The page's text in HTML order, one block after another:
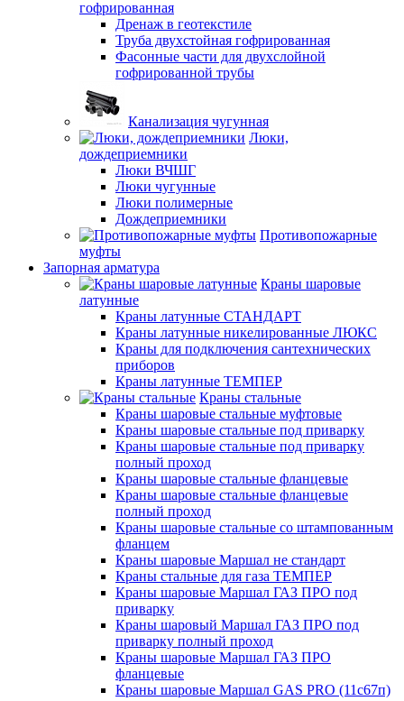
гофрированная
Дренаж в геотекстиле
Труба двухстойная гофрированная
Фасонные части для двухслойной
гофрированной трубы
Канализация чугунная
Люки,
дождеприемники
Люки ВЧШГ
Люки чугунные
Люки полимерные
Дождеприемники
Противопожарные
муфты
Запорная арматура
Краны шаровые
латунные
Краны латунные СТАНДАРТ
Краны латунные никелированные ЛЮКС
Краны для подключения сантехнических
приборов
Краны латунные ТЕМПЕР
Краны стальные
Краны шаровые стальные муфтовые
Краны шаровые стальные под приварку
Краны шаровые стальные под приварку
полный проход
Краны шаровые стальные фланцевые
Краны шаровые стальные фланцевые
полный проход
Краны шаровые стальные со штампованным
фланцем
Краны шаровые Маршал не стандарт
Краны стальные для газа ТЕМПЕР
Краны шаровые Маршал ГАЗ ПРО под
приварку
Краны шаровый Маршал ГАЗ ПРО под
приварку полный проход
Краны шаровые Маршал ГАЗ ПРО
фланцевые
Краны шаровые Маршал GAS PRO (11с67п)